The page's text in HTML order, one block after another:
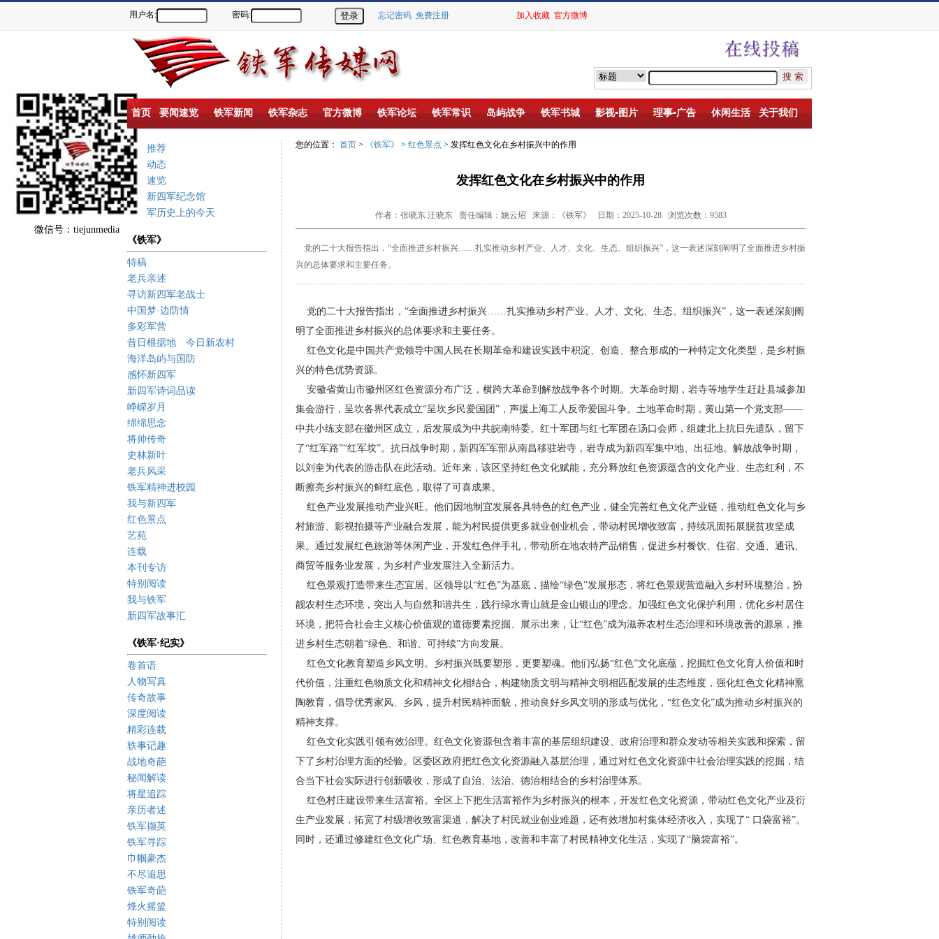
微信号：tiejunmedia
用户名: 密码: 忘记密码 免费注册 加入收藏 官方微博
首页 要闻速览 铁军新闻 铁军杂志 官方微博 铁军论坛 铁军常识 岛屿战争 铁军书城 影视▪图片 理事▪广告 休闲生活 关于我们
重点推荐
新闻动态
要闻速览
盐城新四军纪念馆
新四军历史上的今天
《铁军》
特稿
老兵亲述
寻访新四军老战士
中国梦·边防情
多彩军营
昔日根据地 今日新农村
海洋岛屿与国防
感怀新四军
新四军诗词品读
峥嵘岁月
绵绵思念
将帅传奇
史林新叶
老兵风采
铁军精神进校园
我与新四军
红色景点
艺苑
连载
本刊专访
特别阅读
我与铁军
新四军故事汇
《铁军·纪实》
卷首语
人物写真
传奇故事
深度阅读
精彩连载
轶事记趣
战地奇葩
秘闻解读
将星追踪
亲历者述
铁军撷英
铁军寻踪
巾帼豪杰
不尽追思
铁军奇葩
烽火摇篮
特别阅读
您的位置： 首页 > 《铁军》 > 红色景点 > 发挥红色文化在乡村振兴中的作用
发挥红色文化在乡村振兴中的作用
作者：张晓东 汪晓东 责任编辑：姚云炤 来源：《铁军》 日期：2025-10-28 浏览次数：9583
党的二十大报告指出，“全面推进乡村振兴……扎实推动乡村产业、人才、文化、生态、组织振兴”，这一表述深刻阐明了全面推进乡村振
兴的总体要求和主要任务。
党的二十大报告指出，“全面推进乡村振兴……扎实推动乡村产业、人才、文化、生态、组织振兴”，这一表述深刻阐
明了全面推进乡村振兴的总体要求和主要任务。
红色文化是中国共产党领导中国人民在长期革命和建设实践中积淀、创造、整合形成的一种特定文化类型，是乡村振
兴的特色优势资源。
安徽省黄山市徽州区红色资源分布广泛，横跨大革命到解放战争各个时期。大革命时期，岩寺等地学生赶赴县城参加
集会游行，呈坎各界代表成立“呈坎乡民爱国团”， 声援上海工人反帝爱国斗争。土地革命时期，黄山第一个党支部——
中共小练支部在徽州区成立，后发展成为中共皖南特委。红十军团与红七军团在汤口会师，组建北上抗 日先遣队，留下
了“红军路”“红军坟”。抗日战争时期，新四军军部从南昌移驻岩寺，岩寺成为新四军集中地、出征地。解放战争时期，
以刘 奎为代表的游击队在此活动。近年来，该区坚持红色文化赋能，充分释放红色资源蕴含的文化产业、生态红利，不
断擦亮乡村振兴的鲜红底色，取得了可喜成果。
红色产业发展推动产业兴旺。 他们因地制宜发展各具特色的红色产业，健全完善红色文化产业链，推动红色文化与乡
村旅游、影视拍摄等产业融合发展，能为村民提供更多就业创业机会，带动村民增收致富，持续巩固拓展脱贫攻坚成
果。 通过发展红色旅游等休闲产业，开发红色伴手礼，带动所在地农特产品销售，促进乡村餐饮、住宿、交通、 通讯、
商贸等服务业发展，为乡村产业发展注入全新活力。
红色景观打造带来生态宜居。
区领导以“红色”为基底，描绘“绿色”发展形态，将红色景观营造融入 乡村环境整治，扮
靓农村生态环境， 突出人与自然和谐共生，践行绿水青山就是金山银山的理念。加强红色文化保护利用，优化乡村居住
环境，把符合社会主义核心价值观的道德要素挖掘、展示出来，让“红色”成为滋养农村生态治理和环境改善的源泉，推
进乡村生态朝着“绿色、 和谐、可持续”方向发展。
红色文化教育塑造乡风文明。
乡村振兴既要塑形，更要塑魂。他们弘扬“红色”文化底蕴，挖掘红色文化育人价值和时
代价值，注重红色物质文化和精神文化相结合，构建物质文明与精神文明相匹配发展的生态维度，强化红色文化精神熏
陶教育，倡导优秀家风、乡风，提升村民精神面貌，推动良好乡风文明的形成与优化，“红色文化”成为推动乡村振兴的
精神支撑。
红色文化实践引领有效治理。 红色文化资源包含着丰富的基层组织建设、政府治理和群众发动等相关实践和探索，留
下了乡村治理方面的经验。区委区政府把红色文化资源融入基层治理，通过对红色文化资源中社会治理实践的挖掘，结
合当下社会实际进行创新吸收，形成了自治、法治、德治相结合的乡村治理体系。
红色村庄建设带来生活富裕。 全区上下把生活富裕作为乡村振兴的根本，开发红色文化资源，带动红色文化产业及衍
生产业发展， 拓宽了村级增收致富渠道，解决了村民就业创业难题，还有效增加村集体经济收入，实现了“ 口袋富裕”。
同时，还通过修建红色文化广场、红色教育基地，改善和丰富了村民精神文化生活，实现了“脑袋富裕”。